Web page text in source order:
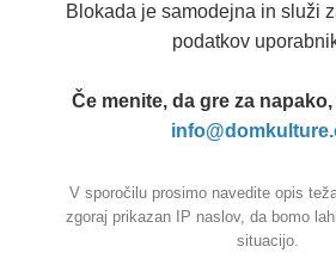
Blokada je samodejna in služi
podatkov
Če menite, da gre za
V sporočilu prosimo navedite opis
zgoraj prikazan IP naslov, da bomo
situacijo.